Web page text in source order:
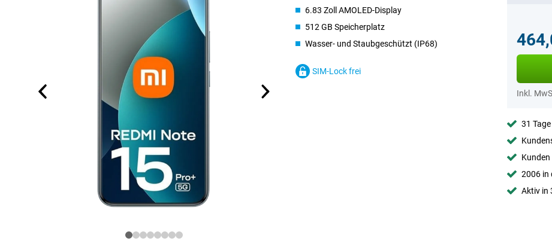
6.83 Zoll AMOLED-Display
512 GB Speicherplatz
Wasser- und Staubgeschützt (IP68)
SIM-Lock frei
Inkl.
31
2006 in
Aktiv in